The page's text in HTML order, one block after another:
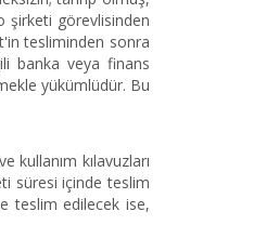
şirketi görevlisinden
tesliminden sonra
banka veya finans
yükümlüdür. Bu
kılavuzları
süresi içinde teslim
teslim edilecek ise,